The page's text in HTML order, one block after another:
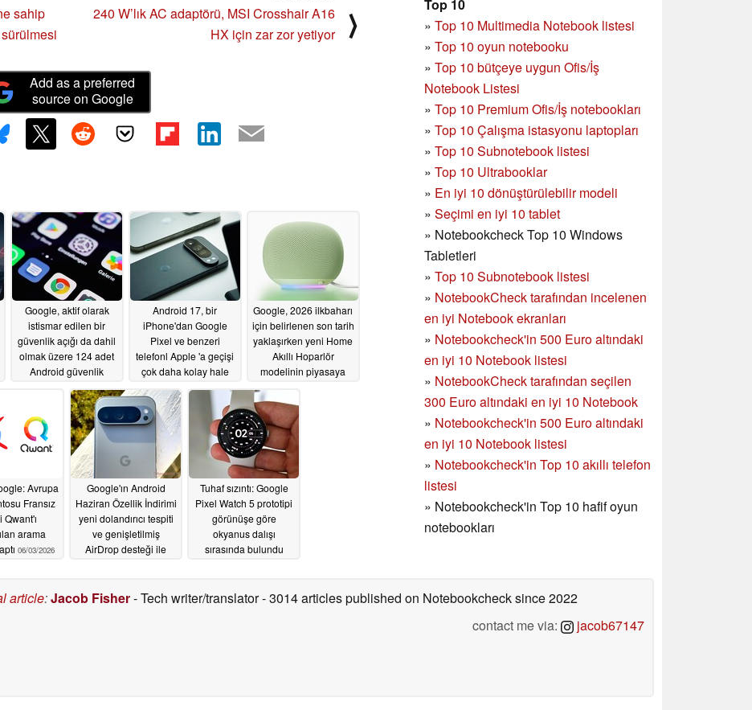
Top 10
» Top 10 Multimedia Notebook listesi
» Top 10 oyun notebooku
» Top 10 bütçeye uygun Ofis/İş
Notebook Listesi
» Top 10 Premium Ofis/İş notebookları
» Top 10 Çalışma istasyonu laptopları
» Top 10 Subnotebook listesi
» Top 10 Ultrabooklar
» En iyi 10 dönüştürülebilir modeli
» Seçimi en iyi 10 tablet
» Notebookcheck Top 10 Windows
Tabletleri
» Top 10 Subnotebook listesi
» NotebookCheck tarafından incelenen
en iyi Notebook ekranları
» Notebookcheck'in 500 Euro altındaki
en iyi 10 Notebook listesi
» NotebookCheck tarafından seçilen
300 Euro altındaki en iyi 10 Notebook
» Notebookcheck'in 500 Euro altındaki
en iyi 10 Notebook listesi
» Notebookcheck'in Top 10 akıllı telefon
listesi
» Notebookcheck'in Top 10 hafif oyun
notebookları
sahip
240 W’lık AC adaptörü, MSI Crosshair A16
HX için zar zor yetiyor
⟩
Add as a preferred
source on Google
Google, aktif olarak
istismar edilen bir
güvenlik açığı da dahil
olmak üzere 124 adet
Android güvenlik
06/29/2026
Android 17, bir
iPhone'dan Google
Pixel ve benzeri
telefonl Apple 'a geçişi
çok daha kolay hale
06/18/2026
Google, 2026 ilkbaharı
için belirlenen son tarih
yaklaşırken yeni Home
Akıllı Hoparlör
modelinin piyasaya
06/12/2026
Avrupa
Fransız
Qwant'ı
arama
06/03/2026
Google'ın Android
Haziran Özellik İndirimi
yeni dolandırıcı tespiti
ve genişletilmiş
AirDrop desteği ile
Tuhaf sızıntı: Google
Pixel Watch 5 prototipi
görünüşe göre
okyanus dalışı
sırasında bulundu
article:Jacob Fisher- Tech writer/translator- 3014 articles published on Notebookchecksince 2022
contact me via:
jacob67147